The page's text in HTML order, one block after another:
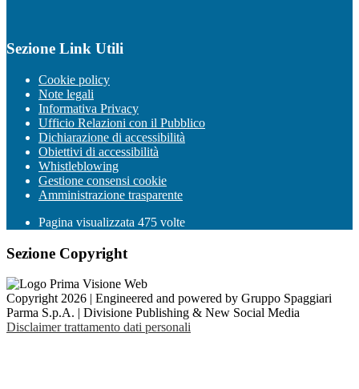
Sezione Link Utili
Cookie policy
Note legali
Informativa Privacy
Ufficio Relazioni con il Pubblico
Dichiarazione di accessibilità
Obiettivi di accessibilità
Whistleblowing
Gestione consensi cookie
Amministrazione trasparente
Pagina visualizzata 475 volte
Sezione Copyright
Copyright 2026 | Engineered and powered by Gruppo Spaggiari
Parma S.p.A. | Divisione Publishing & New Social Media
Disclaimer trattamento dati personali